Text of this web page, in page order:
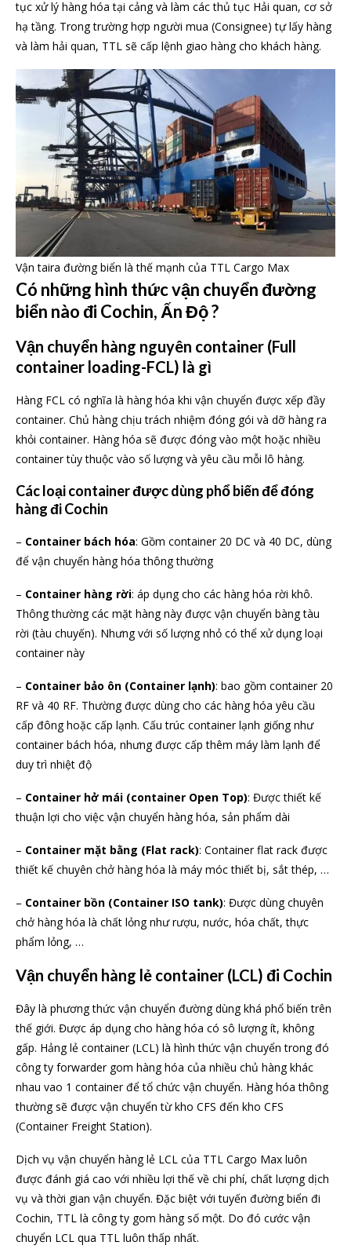
tục xử lý hàng hóa tại cảng và làm các thủ tục Hải quan, cơ sở
hạ tầng. Trong trường hợp người mua (Consignee) tự lấy hàng
và làm hải quan, TTL sẽ cấp lệnh giao hàng cho khách hàng.
Vận taira đường biển là thế mạnh của TTL Cargo Max
Có những hình thức vận chuyển đường
biển nào đi Cochin, Ấn Độ ?
Vận chuyển hàng nguyên container (Full
container loading-FCL) là gì
Hàng FCL có nghĩa là hàng hóa khi vận chuyển được xếp đầy
container. Chủ hàng chịu trách nhiệm đóng gói và dỡ hàng ra
khỏi container. Hàng hóa sẽ được đóng vào một hoặc nhiều
container tùy thuộc vào số lượng và yêu cầu mỗi lô hàng.
Các loại container được dùng phổ biến để đóng
hàng đi Cochin
– Container bách hóa: Gồm container 20 DC và 40 DC, dùng
để vận chuyển hàng hóa thông thường
– Container hàng rời: áp dụng cho các hàng hóa rời khô.
Thông thường các mặt hàng này được vận chuyển bàng tàu
rời (tàu chuyến). Nhưng với số lượng nhỏ có thể xử dụng loại
container này
– Container bảo ôn (Container lạnh): bao gồm container 20
RF và 40 RF. Thường được dùng cho các hàng hóa yêu cầu
cấp đông hoặc cấp lạnh. Cấu trúc container lạnh giống như
container bách hóa, nhưng được cấp thêm máy làm lạnh để
duy trì nhiệt độ
– Container hở mái (container Open Top): Được thiết kế
thuận lợi cho việc vận chuyển hàng hóa, sản phẩm dài
– Container mặt bằng (Flat rack): Container flat rack được
thiết kế chuyên chở hàng hóa là máy móc thiết bị, sắt thép, …
– Container bồn (Container ISO tank): Được dùng chuyên
chở hàng hóa là chất lỏng như rượu, nước, hóa chất, thực
phẩm lỏng, …
Vận chuyển hàng lẻ container (LCL) đi Cochin
Đây là phương thức vận chuyển đường dùng khá phổ biến trên
thế giới. Được áp dụng cho hàng hóa có sô lượng ít, không
gấp. Hảng lẻ container (LCL) là hình thức vận chuyển trong đó
công ty forwarder gom hàng hóa của nhiều chủ hàng khác
nhau vao 1 container để tổ chức vận chuyển. Hàng hóa thông
thường sẽ được vận chuyển từ kho CFS đến kho CFS
(Container Freight Station).
Dịch vụ vận chuyển hàng lẻ LCL của TTL Cargo Max luôn
được đánh giá cao với nhiều lợi thế về chi phí, chất lượng dịch
vụ và thời gian vận chuyển. Đặc biệt với tuyến đường biển đi
Cochin, TTL là công ty gom hàng số một. Do đó cước vận
chuyển LCL qua TTL luôn thấp nhất.